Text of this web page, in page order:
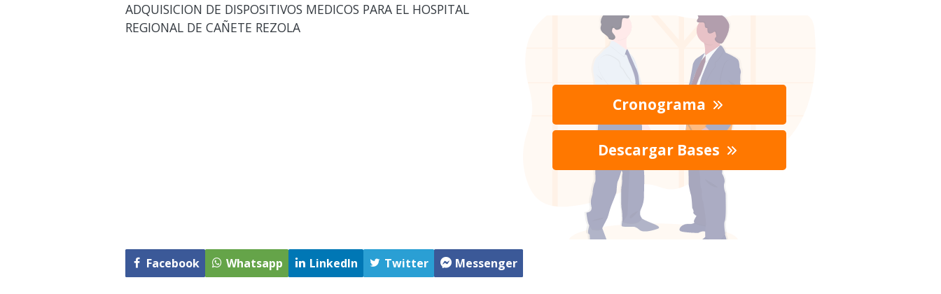
ADQUISICION DE DISPOSITIVOS MEDICOS PARA EL HOSPITAL
REGIONAL DE CAÑETE REZOLA
Facebook Whatsapp LinkedIn Twitter Messenger
Cronograma
Descargar Bases